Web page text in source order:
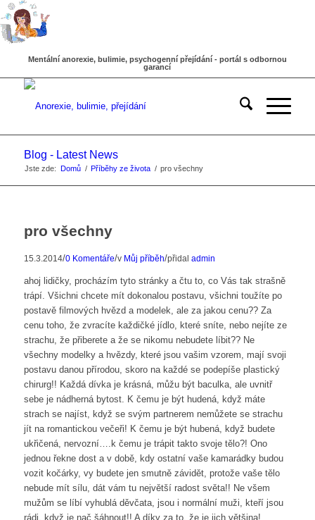
Mentální anorexie, bulimie, psychogenní přejídání - portál s odbornou
garancí
Blog - Latest News
Jste zde: Domů / Příběhy ze života / pro všechny
pro všechny
15.3.2014/0 Komentáře/v Můj příběh/přidal admin
ahoj lidičky, procházím tyto stránky a čtu to, co Vás tak strašně
trápí. Všichni chcete mít dokonalou postavu, všichni toužíte po
postavě filmových hvězd a modelek, ale za jakou cenu?? Za
cenu toho, že zvracíte každičké jídlo, které sníte, nebo nejíte ze
strachu, že přiberete a že se nikomu nebudete líbit?? Ne
všechny modelky a hvězdy, které jsou vašim vzorem, mají svoji
postavu danou přírodou, skoro na každé se podepíše plastický
chirurg!! Každá dívka je krásná, můžu být baculka, ale uvnitř
sebe je nádherná bytost. K čemu je být hudená, když máte
strach se najíst, když se svým partnerem nemůžete se strachu
jít na romantickou večeři! K čemu je být hubená, když budete
ukřičená, nervozní….k čemu je trápit takto svoje tělo?! Ono
jednou řekne dost a v době, kdy ostatní vaše kamarádky budou
vozit kočárky, vy budete jen smutně závidět, protože vaše tělo
nebude mít sílu, dát vám tu největší radost světa!! Ne všem
mužům se líbí vyhublá děvčata, jsou i normální muži, kteří jsou
rádi, když je nač šáhnout!! A díky za to, že je jich většina!